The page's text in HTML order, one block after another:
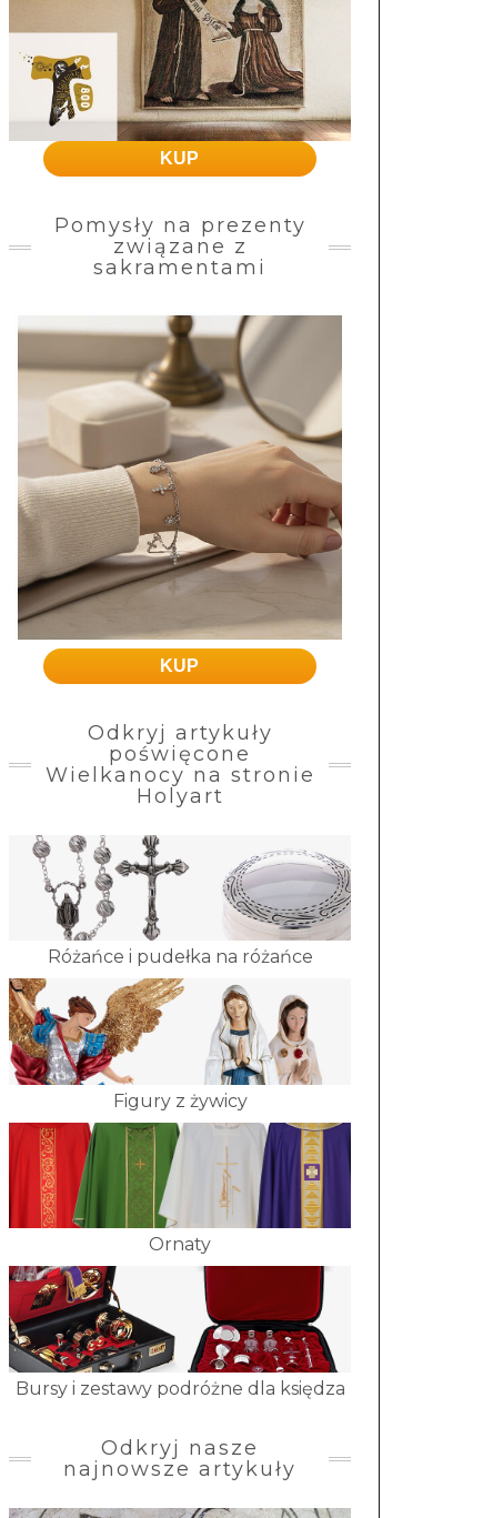
KUP
Pomysły na prezenty
związane z
sakramentami
KUP
Odkryj artykuły
poświęcone
Wielkanocy na stronie
Holyart
Różańce i pudełka na różańce
Figury z żywicy
Ornaty
Bursy i zestawy podróżne dla księdza
Odkryj nasze
najnowsze artykuły